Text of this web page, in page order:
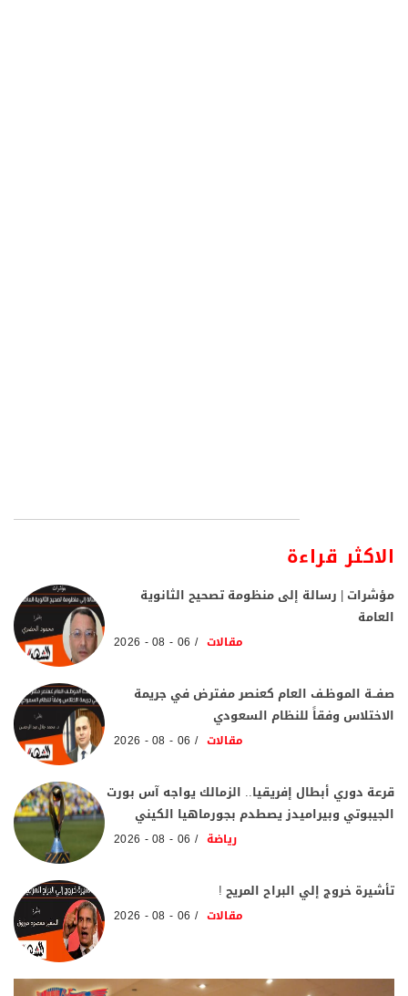
الاكثر قراءة
مؤشرات | رسالة إلى منظومة تصحيح الثانوية
العامة
مقالات 06 - 08 - 2026
صفــة الموظـف العام كعنصر مفترض في جريمة
الاختلاس وفقاً للنظام السعودي
مقالات 06 - 08 - 2026
قرعة دوري أبطال إفريقيا.. الزمالك يواجه آس بورت
الجيبوتي وبيراميدز يصطدم بجورماهيا الكيني
رياضة 06 - 08 - 2026
تأشيرة خروج إلي البراح المريح !
مقالات 06 - 08 - 2026